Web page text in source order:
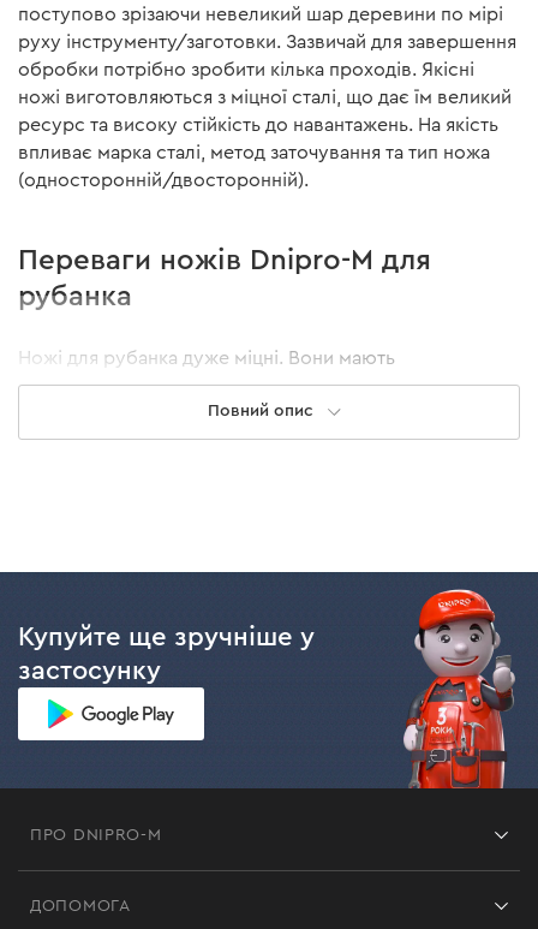
поступово зрізаючи невеликий шар деревини по мірі
руху інструменту/заготовки. Зазвичай для завершення
обробки потрібно зробити кілька проходів. Якісні
ножі виготовляються з міцної сталі, що дає їм великий
ресурс та високу стійкість до навантажень. На якість
впливає марка сталі, метод заточування та тип ножа
(односторонній/двосторонній).
Переваги ножів Dnipro-M для
рубанка
Ножі для рубанка дуже міцні. Вони мають
двостороннє лезо та оптимальну довжину — це
дозволить досягти високої якості під час обробки
деревини.
Повний опис
Купуйте ще зручніше у
застосунку
ПРО DNIPRO-M
Відгуки
ДОПОМОГА